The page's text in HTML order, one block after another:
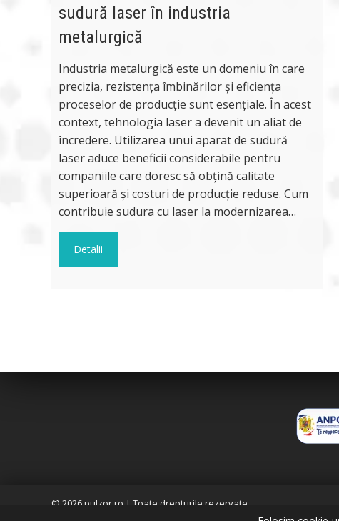
sudură laser în industria
metalurgică
Industria metalurgică este un domeniu în care
precizia, rezistența îmbinărilor și eficiența
proceselor de producție sunt esențiale. În acest
context, tehnologia laser a devenit un aliat de
încredere. Utilizarea unui aparat de sudură
laser aduce beneficii considerabile pentru
companiile care doresc să obțină calitate
superioară și costuri de producție reduse. Cum
contribuie sudura cu laser la modernizarea…
Detalii
© 2026 pulzor.ro | Toate drepturile rezervate